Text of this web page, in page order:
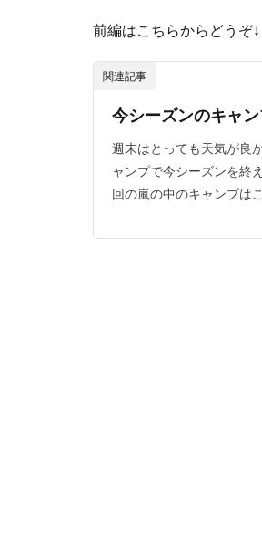
前編はこちらからどうぞ↓
関連記事
今シーズンのキャ
週末はとっても天気が良
ャンプで今シーズンを終
回の嵐の中のキャンプは